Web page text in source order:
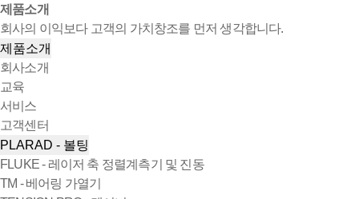
제품소개
회사의 이익보다 고객의 가치창조를 먼저 생각합니다.
제품소개
회사소개
교육
서비스
고객센터
PLARAD - 볼팅
FLUKE - 레이저 축 정렬계측기 및 진동
TM - 베어링 가열기